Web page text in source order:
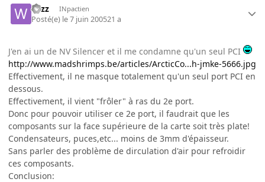
wizz INpactien
Posté(e) le 7 juin 200521 a
J'en ai un de NV Silencer et il me condamne qu'un seul PCI
http://www.madshrimps.be/articles/ArcticCo...h-jmke-5666.jpg
Effectivement, il ne masque totalement qu'un seul port PCI en
dessous.
Effectivement, il vient "frôler" à ras du 2e port.
Donc pour pouvoir utiliser ce 2e port, il faudrait que les
composants sur la face supérieure de la carte soit très plate!
Condensateurs, puces,etc... moins de 3mm d'épaisseur.
Sans parler des problème de dirculation d'air pour refroidir
ces composants.
Conclusion: